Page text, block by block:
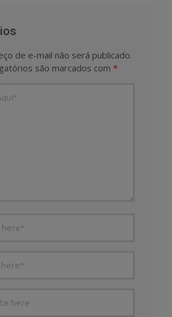
de e-mail não será publicado.
são marcados com *